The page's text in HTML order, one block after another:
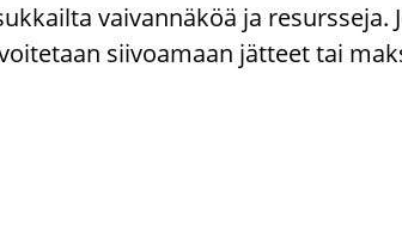
vai­van­nä­köä ja re­surs­se­ja.
sii­voa­maan jät­teet tai